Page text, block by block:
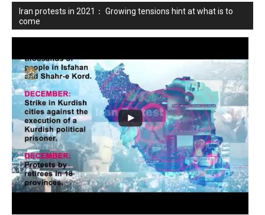
Iran protests in 2021： Growing tensions hint at what is to
come